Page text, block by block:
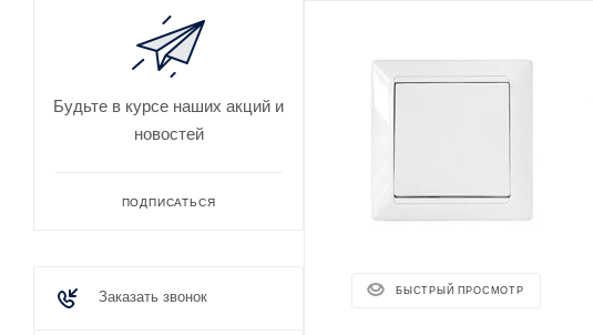
БЫСТРЫЙ ПРОСМОТР
Будьте в курсе наших акций и
новостей
ПОДПИСАТЬСЯ
Заказать звонок